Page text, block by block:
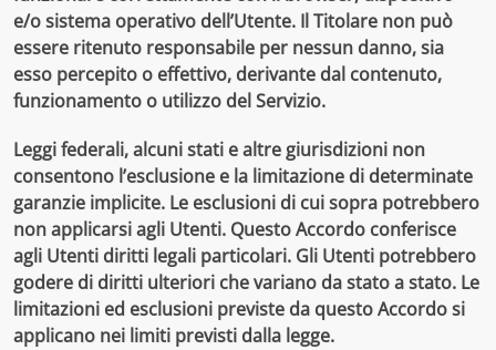
e/o sistema operativo dell’Utente. Il Titolare non può
essere ritenuto responsabile per nessun danno, sia
esso percepito o effettivo, derivante dal contenuto,
funzionamento o utilizzo del Servizio.
Leggi federali, alcuni stati e altre giurisdizioni non
consentono l’esclusione e la limitazione di determinate
garanzie implicite. Le esclusioni di cui sopra potrebbero
non applicarsi agli Utenti. Questo Accordo conferisce
agli Utenti diritti legali particolari. Gli Utenti potrebbero
godere di diritti ulteriori che variano da stato a stato. Le
limitazioni ed esclusioni previste da questo Accordo si
applicano nei limiti previsti dalla legge.